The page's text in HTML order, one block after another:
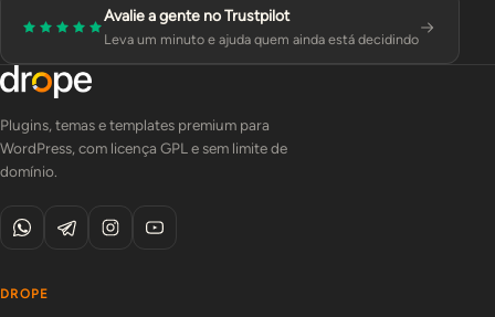
Avalie a gente no Trustpilot
Leva um minuto e ajuda quem ainda está decidindo
Plugins, temas e templates premium para
WordPress, com licença GPL e sem limite de
domínio.
DROPE